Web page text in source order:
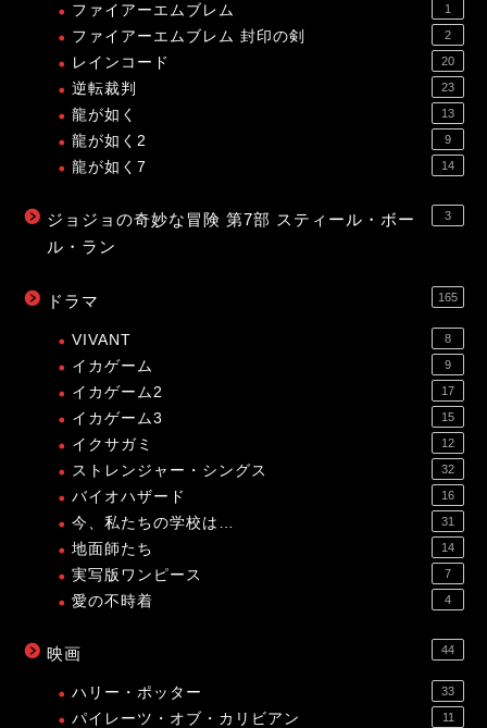
ファイアーエムブレム 1
ファイアーエムブレム 封印の剣 2
レインコード 20
逆転裁判 23
龍が如く 13
龍が如く2 9
龍が如く7 14
ジョジョの奇妙な冒険 第7部 スティール・ボー
ル・ラン
3
ドラマ 165
VIVANT 8
イカゲーム 9
イカゲーム2 17
イカゲーム3 15
イクサガミ 12
ストレンジャー・シングス 32
バイオハザード 16
今、私たちの学校は… 31
地面師たち 14
実写版ワンピース 7
愛の不時着 4
映画 44
ハリー・ポッター 33
パイレーツ・オブ・カリビアン 11